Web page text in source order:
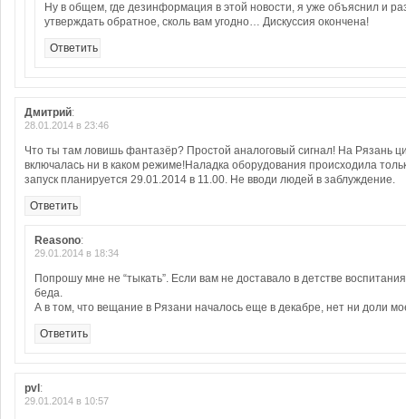
Ну в общем, где дезинформация в этой новости, я уже объяснил и
утверждать обратное, сколь вам угодно… Дискуссия окончена!
Ответить
Дмитрий:
28.01.2014 в 23:46
Что ты там ловишь фантазёр? Простой аналоговый сигнал! На Рязань
включалась ни в каком режиме!Наладка оборудования происходила
запуск планируется 29.01.2014 в 11.00. Не вводи людей в заблуждение.
Ответить
Reasono:
29.01.2014 в 18:34
Попрошу мне не “тыкать”. Если вам не доставало в детстве
беда.
А в том, что вещание в Рязани началось еще в декабре, нет ни доли
Ответить
pvl :
29.01.2014 в 10:57